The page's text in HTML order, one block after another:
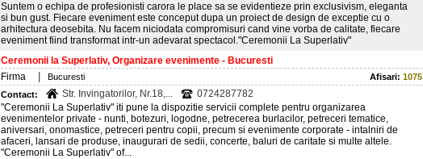
Suntem o echipa de profesionisti carora le place sa se evidentieze prin exclusivism, eleganta
si bun gust. Fiecare eveniment este conceput dupa un proiect de design de exceptie cu o
arhitectura deosebita. Nu facem niciodata compromisuri cand vine vorba de calitate, fiecare
eveniment fiind transformat intr-un adevarat spectacol."Ceremonii La Superlativ"
Ceremonii la Superlativ, Organizare evenimente - Bucuresti
Firma
Bucuresti Afisari: 1075
Contact:
Str. Invingatorilor, Nr.18,...
0724287782
"Ceremonii La Superlativ" iti pune la dispozitie servicii complete pentru organizarea
evenimentelor private - nunti, botezuri, logodne, petrecerea burlacilor, petreceri tematice,
aniversari, onomastice, petreceri pentru copii, precum si evenimente corporate - intalniri de
afaceri, lansari de produse, inaugurari de sedii, concerte, baluri de caritate si multe altele.
"Ceremonii La Superlativ" of...